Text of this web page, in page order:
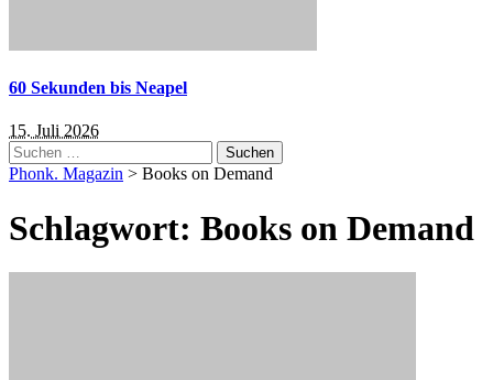
60 Sekunden bis Neapel
15. Juli 2026
Suchen
nach:
Phonk. Magazin > Books on Demand
Schlagwort: Books on Demand